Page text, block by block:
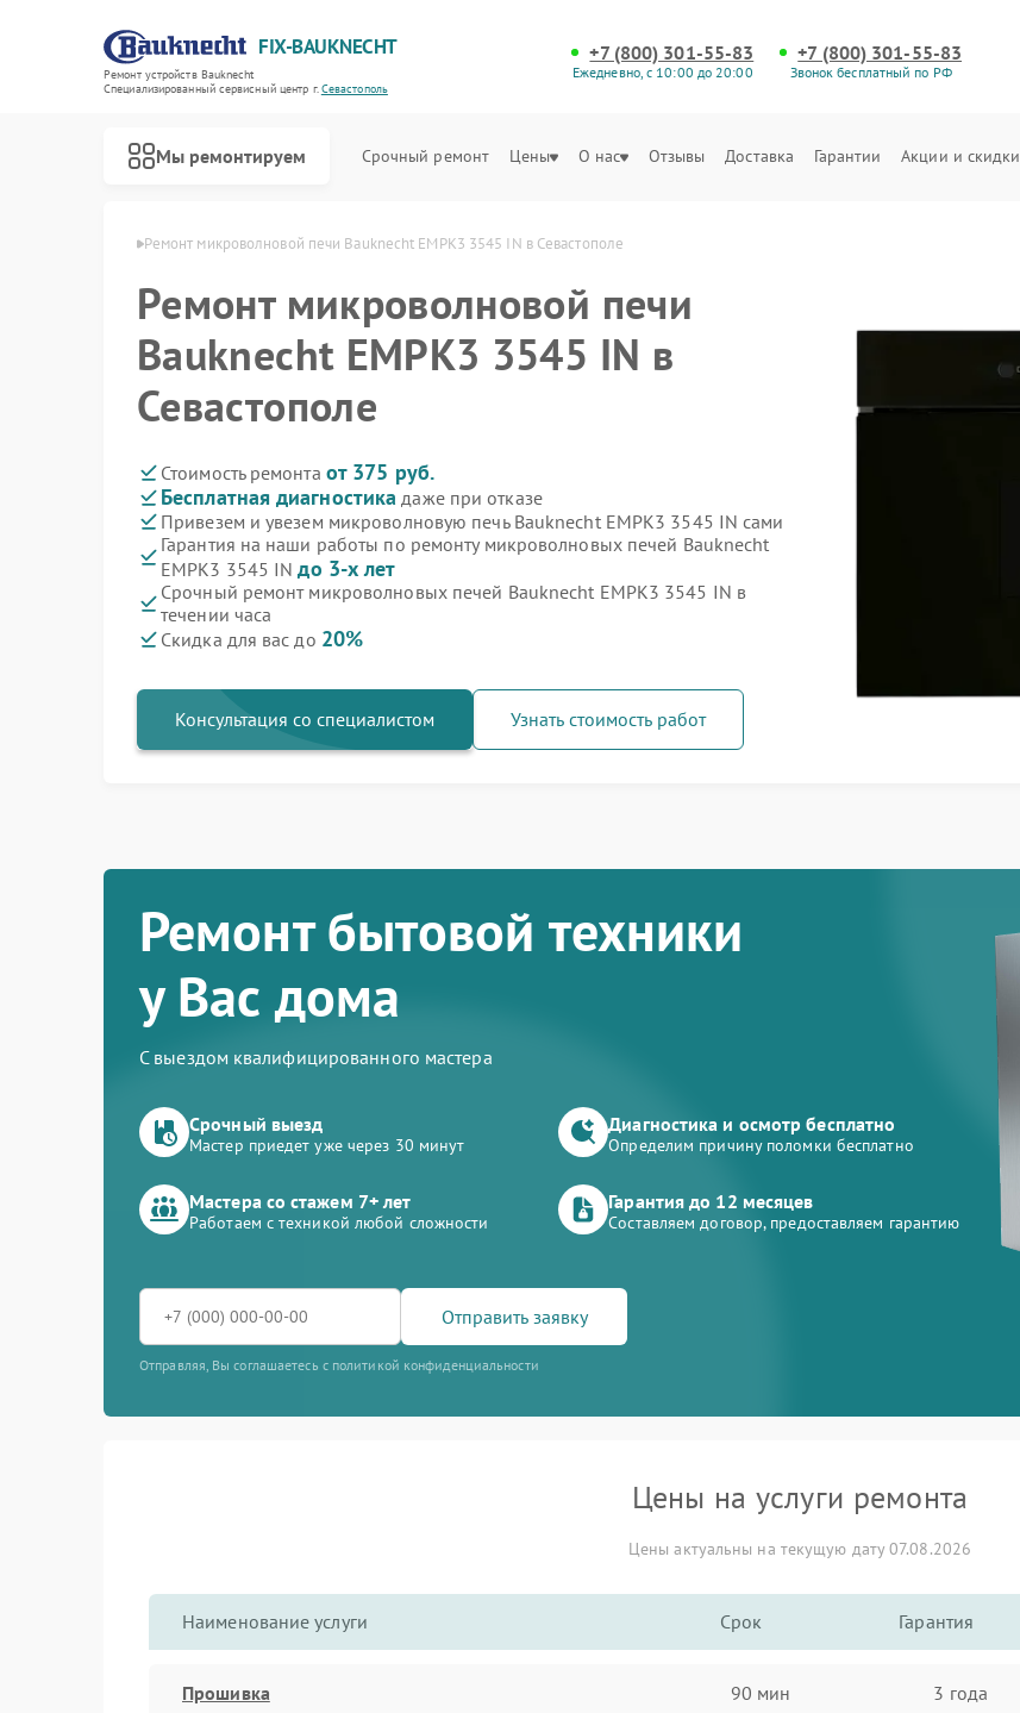
FIX-BAUKNECHT
Ремонт устройств Bauknecht
Специализированный cервисный центр г.Севастополь
+7 (800) 301-55-83
Ежедневно, с 10:00 до 20:00
+7 (800) 301-55-83
Звонок бесплатный по РФ
Мы ремонтируем Срочный ремонт Цены О нас Отзывы Доставка Гарантии Акции и скидки
Ремонт микроволновой печи Bauknecht EMPK3 3545 IN в Севастополе
Ремонт микроволновой печи
Bauknecht EMPK3 3545 IN в
Севастополе
Стоимость ремонта от 375 руб.
Бесплатная диагностика даже при отказе
Привезем и увезем микроволновую печь Bauknecht EMPK3 3545 IN сами
Гарантия на наши работы по ремонту микроволновых печей Bauknecht
EMPK3 3545 INдо 3-х лет
Срочный ремонт микроволновых печей Bauknecht EMPK3 3545 IN в
течении часа
Скидка для вас до 20%
Консультация со специалистом Узнать стоимость работ
Ремонт бытовой техники
у Вас дома
С выездом квалифицированного мастера
Срочный выезд
Мастер приедет уже через 30 минут
Диагностика и осмотр бесплатно
Определим причину поломки бесплатно
Мастера со стажем 7+ лет
Работаем с техникой любой сложности
Гарантия до 12 месяцев
Составляем договор, предоставляем гарантию
Отправить заявку
Отправляя, Вы соглашаетесь с политикой конфиденциальности
Цены на услуги ремонта
Цены актуальны на текущую дату 07.08.2026
Наименование услуги Срок Гарантия
Прошивка 90 мин 3 года